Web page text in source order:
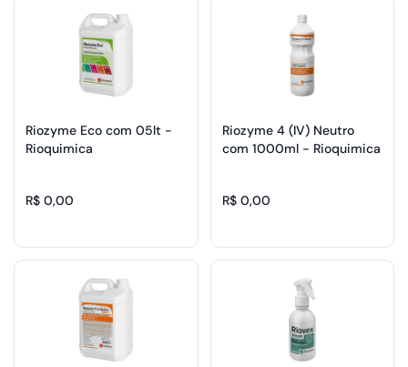
Riozyme Eco com 05lt -
Rioquimica
R$ 0,00
Riozyme 4 (IV) Neutro
com 1000ml - Rioquimica
R$ 0,00